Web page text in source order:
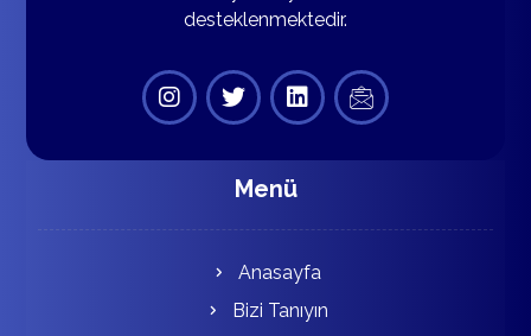
desteklenmektedir.
Menü
Anasayfa
Bizi Tanıyın